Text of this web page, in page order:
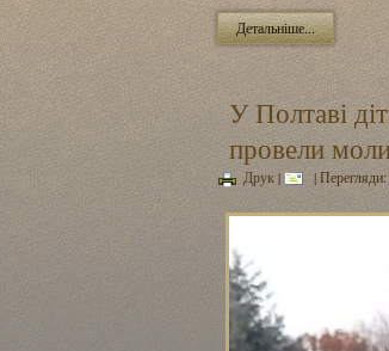
Детальніше...
У Полтаві
провели
Друк| |